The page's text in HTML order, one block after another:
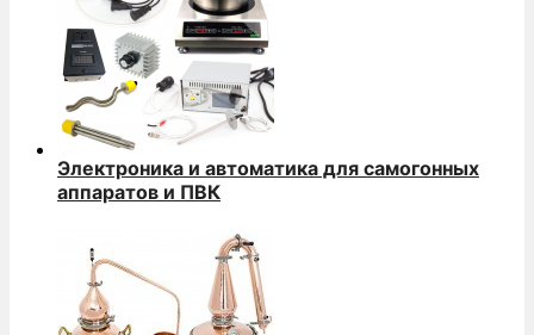
Электроника и автоматика для самогонных
аппаратов и ПВК